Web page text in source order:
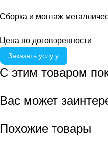
Сборка и монтаж
Цена по договоренности
Заказать услугу
С этим товаром
Вас может
Похожие товары